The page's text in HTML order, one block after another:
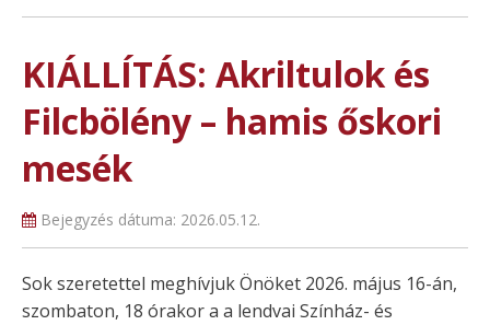
KIÁLLÍTÁS: Akriltulok és
Filcbölény – hamis őskori
mesék
Bejegyzés dátuma: 2026.05.12.
Sok szeretettel meghívjuk Önöket 2026. május 16-án,
szombaton, 18 órakor a a lendvai Színház- és